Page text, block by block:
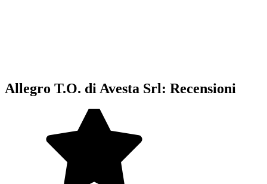
Allegro T.O. di Avesta Srl: Recensioni